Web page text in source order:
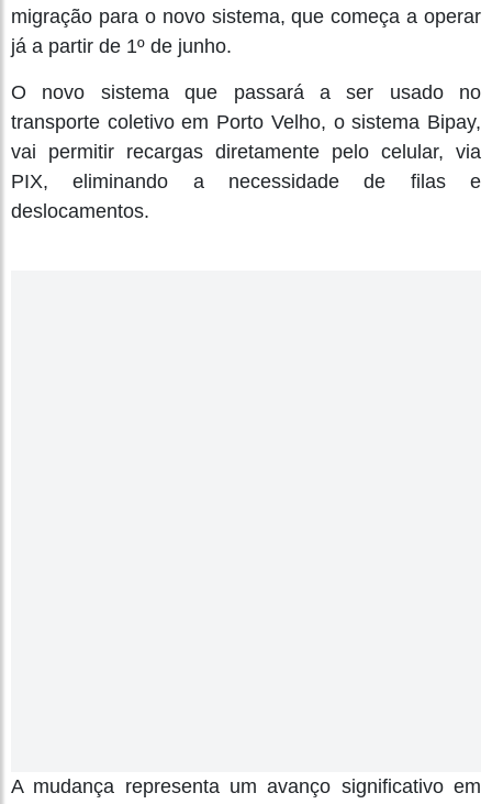
migração para o novo sistema, que começa a operar
já a partir de 1º de junho.
O novo sistema que passará a ser usado no
transporte coletivo em Porto Velho, o sistema Bipay,
vai permitir recargas diretamente pelo celular, via
PIX, eliminando a necessidade de filas e
deslocamentos.
A mudança representa um avanço significativo em